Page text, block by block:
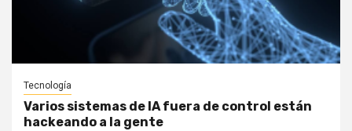
Tecnología
Varios sistemas de IA fuera de control están
hackeando a la gente